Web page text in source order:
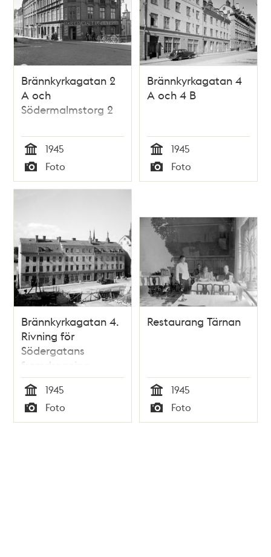
Brännkyrkagatan 2
A och
Södermalmstorg 2
Tid
1945
Typ
Foto
Brännkyrkagatan 4
A och 4 B
Tid
1945
Typ
Foto
Brännkyrkagatan 4.
Rivning för
Södergatans
framdragning
Tid
1945
Typ
Foto
Restaurang Tärnan
Tid
1945
Typ
Foto